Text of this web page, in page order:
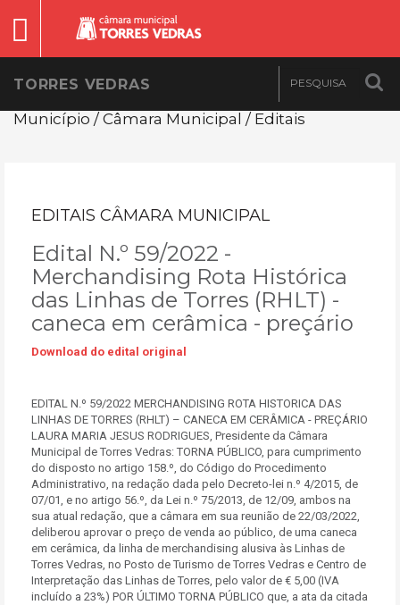
TORRES VEDRAS
Município / Câmara Municipal / Editais
EDITAIS CÂMARA MUNICIPAL
Edital N.º 59/2022 -
Merchandising Rota Histórica
das Linhas de Torres (RHLT) -
caneca em cerâmica - preçário
Download do edital original
EDITAL N.º 59/2022 MERCHANDISING ROTA HISTORICA DAS
LINHAS DE TORRES (RHLT) – CANECA EM CERÂMICA - PREÇÁRIO
LAURA MARIA JESUS RODRIGUES, Presidente da Câmara
Municipal de Torres Vedras: TORNA PÚBLICO, para cumprimento
do disposto no artigo 158.º, do Código do Procedimento
Administrativo, na redação dada pelo Decreto-lei n.º 4/2015, de
07/01, e no artigo 56.º, da Lei n.º 75/2013, de 12/09, ambos na
sua atual redação, que a câmara em sua reunião de 22/03/2022,
deliberou aprovar o preço de venda ao público, de uma caneca
em cerâmica, da linha de merchandising alusiva às Linhas de
Torres Vedras, no Posto de Turismo de Torres Vedras e Centro de
Interpretação das Linhas de Torres, pelo valor de € 5,00 (IVA
incluído a 23%) POR ÚLTIMO TORNA PÚBLICO que, a ata da citada